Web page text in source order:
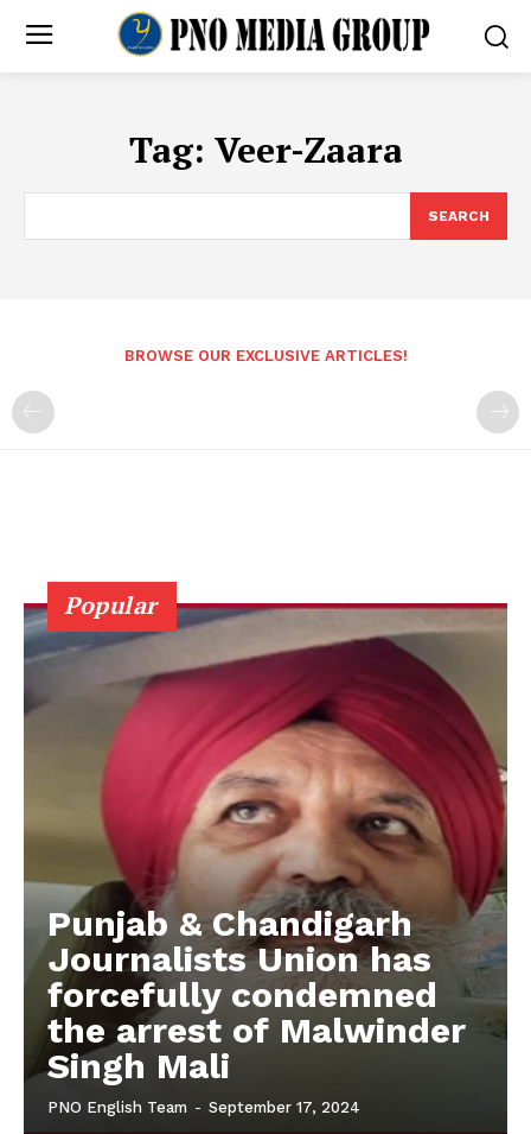
Tag: Veer-Zaara
SEARCH
BROWSE OUR EXCLUSIVE ARTICLES!
Popular
Punjab & Chandigarh
Journalists Union has
forcefully condemned
the arrest of Malwinder
Singh Mali
PNO English Team - September 17, 2024